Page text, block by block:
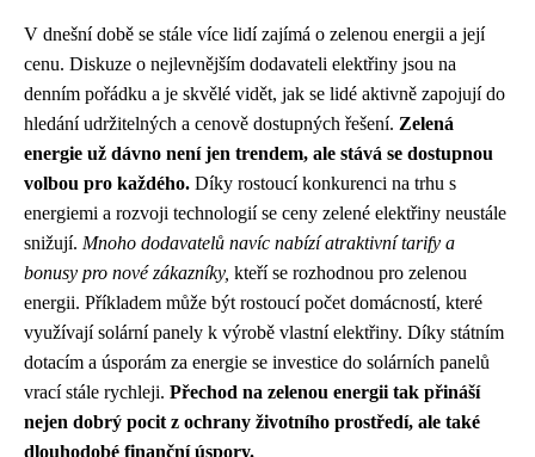
V dnešní době se stále více lidí zajímá o zelenou energii a její
cenu. Diskuze o nejlevnějším dodavateli elektřiny jsou na
denním pořádku a je skvělé vidět, jak se lidé aktivně zapojují do
hledání udržitelných a cenově dostupných řešení. Zelená
energie už dávno není jen trendem, ale stává se dostupnou
volbou pro každého. Díky rostoucí konkurenci na trhu s
energiemi a rozvoji technologií se ceny zelené elektřiny neustále
snižují. Mnoho dodavatelů navíc nabízí atraktivní tarify a
bonusy pro nové zákazníky, kteří se rozhodnou pro zelenou
energii. Příkladem může být rostoucí počet domácností, které
využívají solární panely k výrobě vlastní elektřiny. Díky státním
dotacím a úsporám za energie se investice do solárních panelů
vrací stále rychleji. Přechod na zelenou energii tak přináší
nejen dobrý pocit z ochrany životního prostředí, ale také
dlouhodobé finanční úspory.